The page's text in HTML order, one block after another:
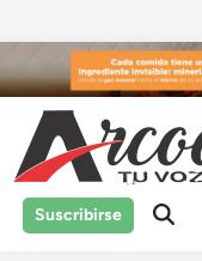
al
contenido
Suscribirse